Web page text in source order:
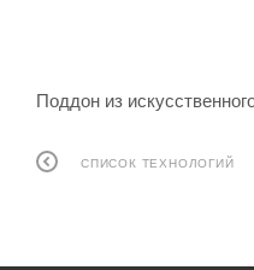
Поддон из
СПИСОК ТЕХНОЛОГИЙ